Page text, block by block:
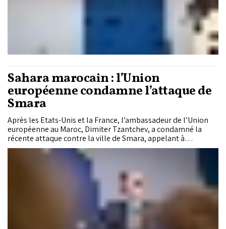
Sahara marocain : l’Union
européenne condamne l’attaque de
Smara
Après les Etats-Unis et la France, l’ambassadeur de l’Union
européenne au Maroc, Dimiter Tzantchev, a condamné la
récente attaque contre la ville de Smara, appelant à
privilégier la négociation plutôt qu’une escalade des